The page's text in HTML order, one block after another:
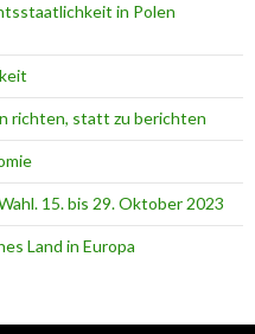
in Polen
richten, statt zu berichten
15. bis 29. Oktober 2023
Land in Europa